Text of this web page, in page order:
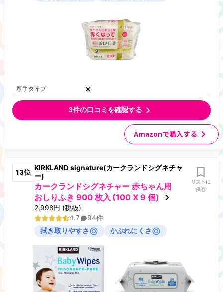
厚手タイプ
3件の口コミを確認する
Amazonで購入する
13位
KIRKLAND signature(カークランドシグネチャ
ー)
カークランドシグネチャー 赤ちゃん用
おしりふき 900 枚入 (100 X 9 個)
2,998円 (税抜)
リストに
保存
4.7 94件
拭き取りやすさ
かぶれにくさ